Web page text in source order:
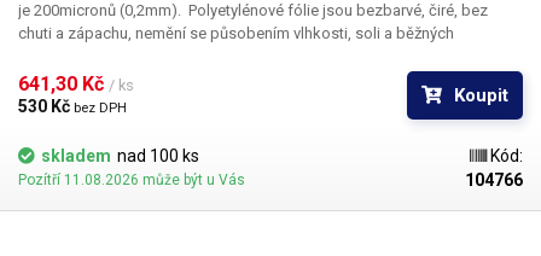
je 200micronů (0,2mm). ​Polyetylénové fólie jsou bezbarvé, čiré, bez
chuti a zápachu, nemění se působením vlhkosti, soli a běžných
odolné proti mrazu a vlhkosti. Fólie je vhodná pro výrobu pytlů, sáčků a
obalů jakéhokoliv zboží. PE fólie jsou zdravotně nezávadné, 100%
recyklovatelné a jsou vhodné i pro balení potravin (certifikát k
dispozici). Jako obalový prostředek splňují požadavky zákona č.
477/2001 Sb. (zákon o obalech). Ideální pro svařování všemi impulsními
641,30 Kč / ks
530 Kč bez DPH
Koupit
skladem nad 100 ks
Pozítří 11.08.2026 může být u Vás
Kód:
104766